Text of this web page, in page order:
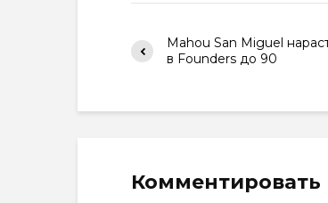
Mahou San Miguel
в Founders до 90
Комментировать